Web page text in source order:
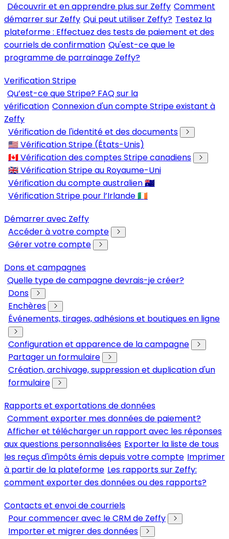
Découvrir et en apprendre plus sur Zeffy Comment
démarrer sur Zeffy Qui peut utiliser Zeffy? Testez la
plateforme : Effectuez des tests de paiement et des
courriels de confirmation Qu'est-ce que le
programme de parrainage Zeffy?
Verification Stripe
Qu’est-ce que Stripe? FAQ sur la
vérification Connexion d'un compte Stripe existant à
Zeffy
Vérification de l'identité et des documents
🇺🇸 Vérification Stripe (États-Unis)
🇨🇦 Vérification des comptes Stripe canadiens
🇬🇧 Vérification Stripe au Royaume-Uni
Vérification du compte australien 🇦🇺
Vérification Stripe pour l’Irlande 🇮🇪
Démarrer avec Zeffy
Accéder à votre compte
Gérer votre compte
Dons et campagnes
Quelle type de campagne devrais-je créer?
Dons
Enchères
Événements, tirages, adhésions et boutiques en ligne
Configuration et apparence de la campagne
Partager un formulaire
Création, archivage, suppression et duplication d'un
formulaire
Rapports et exportations de données
Comment exporter mes données de paiement?
Afficher et télécharger un rapport avec les réponses
aux questions personnalisées Exporter la liste de tous
les reçus d'impôts émis depuis votre compte Imprimer
à partir de la plateforme Les rapports sur Zeffy:
comment exporter des données ou des rapports?
Contacts et envoi de courriels
Pour commencer avec le CRM de Zeffy
Importer et migrer des données